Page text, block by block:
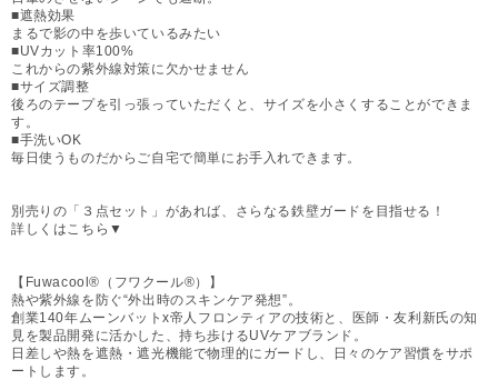
■遮熱効果
まるで影の中を歩いているみたい
■UVカット率100%
これからの紫外線対策に欠かせません
■サイズ調整
後ろのテープを引っ張っていただくと、サイズを小さくすることができま
す。
■手洗いOK
毎日使うものだからご自宅で簡単にお手入れできます。
別売りの「３点セット」があれば、さらなる鉄壁ガードを目指せる！
詳しくはこちら▼
【Fuwacool®（フワクール®）】
熱や紫外線を防ぐ“外出時のスキンケア発想”。
創業140年ムーンバットx帝人フロンティアの技術と、医師・友利新氏の知
見を製品開発に活かした、持ち歩けるUVケアブランド。
日差しや熱を遮熱・遮光機能で物理的にガードし、日々のケア習慣をサポ
ートします。